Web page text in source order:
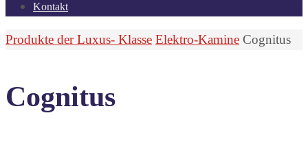
Kontakt
Start
Produkte der Luxus- Klasse Elektro-Kamine Cognitus
Cognitus